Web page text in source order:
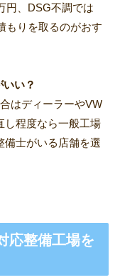
円、DSG不調では
もりを取るのがおす
い？
はディーラーやVW
し程度なら一般工場
備士がいる店舗を選
応整備工場を